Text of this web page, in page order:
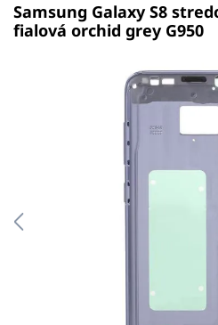
Samsung Galaxy S8
fialová orchid grey G950